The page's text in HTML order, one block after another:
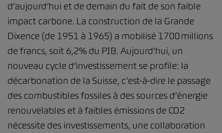
d’aujourd’hui et de demain du fait de son faible
impact carbone. La construction de la Grande
Dixence (de 1951 à 1965) a mobilisé 1700 millions
de francs, soit 6,2% du PIB. Aujourd’hui, un
nouveau cycle d’investissement se profile: la
décarbonation de la Suisse, c’est-à-dire le passage
des combustibles fossiles à des sources d’énergie
renouvelables et à faibles émissions de CO2
nécessite des investissements, une collaboration